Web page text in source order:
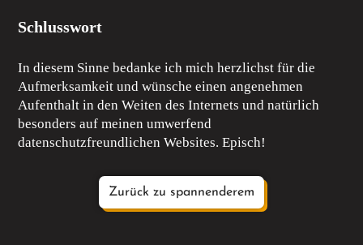
Schlusswort
In diesem Sinne bedanke ich mich herzlichst für die
Aufmerksamkeit und wünsche einen angenehmen
Aufenthalt in den Weiten des Internets und natürlich
besonders auf meinen umwerfend
datenschutzfreundlichen Websites. Episch!
Zurück zu spannenderem